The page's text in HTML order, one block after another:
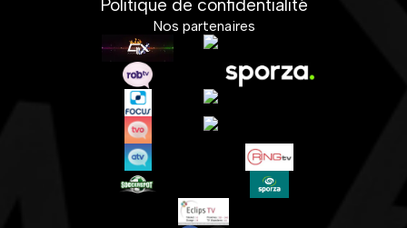
Politique de confidentialité
Nos partenaires